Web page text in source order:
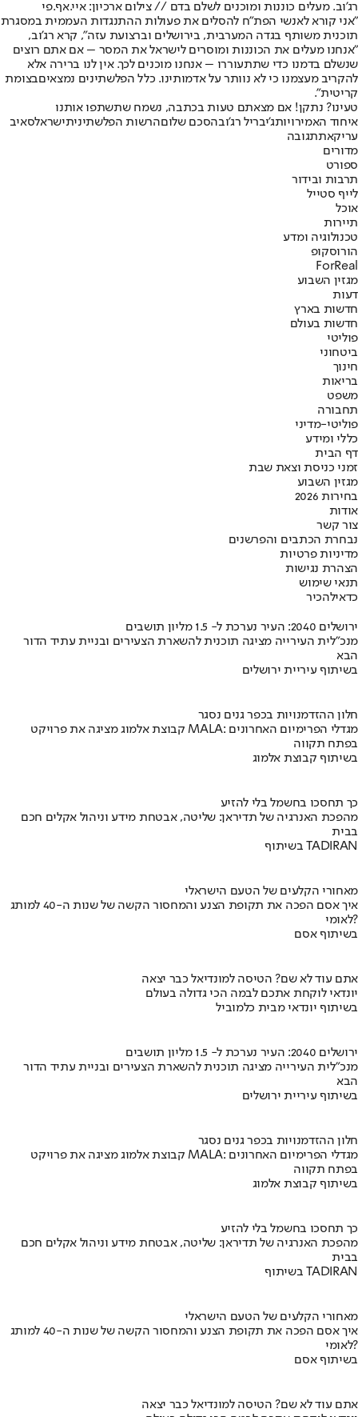
רג'וב. מעלים כוננות ומוכנים לשלם בדם // צילום ארכיון: איי.אף.פי
"אני קורא לאנשי הפת"ח להסלים את פעולות ההתנגדות העממית במסגרת
תוכנית משותף בגדה המערבית, בירושלים וברצועת עזה", קרא רג'וב,
"אנחנו מעלים את הכוננות ומוסרים לישראל את המסר – אם אתם רוצים
שנשלם בדמנו כדי שתתעוררו – אנחנו מוכנים לכך. אין לנו ברירה אלא
להקריב מעצמנו כי לא נוותר על אדמותינו. כלל הפלשתינים נמצאיםבצומת
קריטית".
טעינו? נתקן! אם מצאתם טעות בכתבה, נשמח שתשתפו אותנו
איחוד האמירויותג'יבריל רג'ובהסכם שלוםהרשות הפלשתיניתישראלסאיב
עריקאתתגובה
מדורים
ספורט
תרבות ובידור
לייף סטייל
אוכל
תיירות
טכנולוגיה ומדע
הורוסקופ
ForReal
מגזין השבוע
דעות
חדשות בארץ
חדשות בעולם
פוליטי
ביטחוני
חינוך
בריאות
משפט
תחבורה
פוליטי-מדיני
כללי ומידע
דף הבית
זמני כניסת וצאת שבת
מגזין השבוע
בחירות 2026
אודות
צור קשר
נבחרת הכתבים והפרשנים
מדיניות פרטיות
הצהרת נגישות
תנאי שימוש
כדאילהכיר
ירושלים 2040: העיר נערכת ל- 1.5 מליון תושבים
מנכ"לית העירייה מציגה תוכנית להשארת הצעירים ובניית עתיד הדור
הבא
בשיתוף עיריית ירושלים
חלון ההזדמנויות בכפר גנים נסגר
קבוצת אלמוג מציגה את פרויקט MALA: מגדלי הפרימיום האחרונים
בפתח תקווה
בשיתוף קבוצת אלמוג
כך תחסכו בחשמל בלי להזיע
מהפכת האנרגיה של תדיראן: שליטה, אבטחת מידע וניהול אקלים חכם
בבית
בשיתוף TADIRAN
מאחורי הקלעים של הטעם הישראלי
איך אסם הפכה את תקופת הצנע והמחסור הקשה של שנות ה-40 למותג
לאומי?
בשיתוף אסם
אתם עוד לא שם? הטיסה למונדיאל כבר יצאה
יונדאי לוקחת אתכם לבמה הכי גדולה בעולם
בשיתוף יונדאי מבית כלמוביל
ירושלים 2040: העיר נערכת ל- 1.5 מליון תושבים
מנכ"לית העירייה מציגה תוכנית להשארת הצעירים ובניית עתיד הדור
הבא
בשיתוף עיריית ירושלים
חלון ההזדמנויות בכפר גנים נסגר
קבוצת אלמוג מציגה את פרויקט MALA: מגדלי הפרימיום האחרונים
בפתח תקווה
בשיתוף קבוצת אלמוג
כך תחסכו בחשמל בלי להזיע
מהפכת האנרגיה של תדיראן: שליטה, אבטחת מידע וניהול אקלים חכם
בבית
בשיתוף TADIRAN
מאחורי הקלעים של הטעם הישראלי
איך אסם הפכה את תקופת הצנע והמחסור הקשה של שנות ה-40 למותג
לאומי?
בשיתוף אסם
אתם עוד לא שם? הטיסה למונדיאל כבר יצאה